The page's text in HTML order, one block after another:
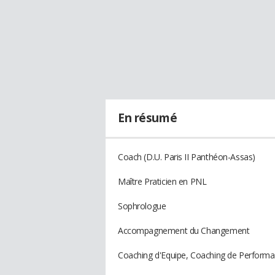
En résumé
Coach (D.U. Paris II Panthéon-Assas)
Maître Praticien en PNL
Sophrologue
Accompagnement du Changement
Coaching d'Equipe, Coaching de